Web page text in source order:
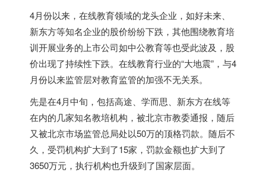
4月份以来，在线教育领域的龙头企业，如好未来、
新东方等知名企业的股价纷纷下跌，其他围绕教育培
训开展业务的上市公司如中公教育等也受此波及，股
价出现了持续性下跌。在线教育行业的“大地震”，与4
月份以来监管层对教育监管的加强不无关系。
先是在4月中旬，包括高途、学而思、新东方在线等
在内的几家知名教培机构，被北京市教委通报，随后
又被北京市场监管总局处以50万的顶格罚款。随后不
久，受罚机构扩大到了15家，罚款金额也扩大到了
3650万元，执行机构也升级到了国家层面。